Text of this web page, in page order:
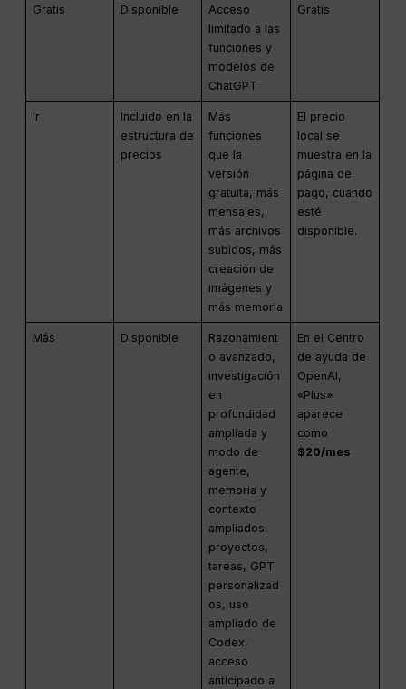
Gratis Disponible
Acceso
limitado a las
funciones y
modelos de
ChatGPT
Gratis
Ir
Incluido en la
estructura de
precios
Más
funciones
que la
versión
gratuita, más
mensajes,
más archivos
subidos, más
creación de
imágenes y
más memoria
El precio
local se
muestra en la
página de
pago, cuando
esté
disponible.
Más Disponible
Razonamient
o avanzado,
investigación
en
profundidad
ampliada y
modo de
agente,
memoria y
contexto
ampliados,
proyectos,
tareas, GPT
personalizad
os, uso
ampliado de
Codex,
acceso
anticipado a
En el Centro
de ayuda de
OpenAI,
«Plus»
aparece
como
$20/mes